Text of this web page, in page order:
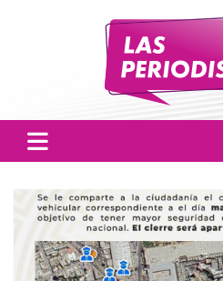
Las Periodistas
informado a la población.